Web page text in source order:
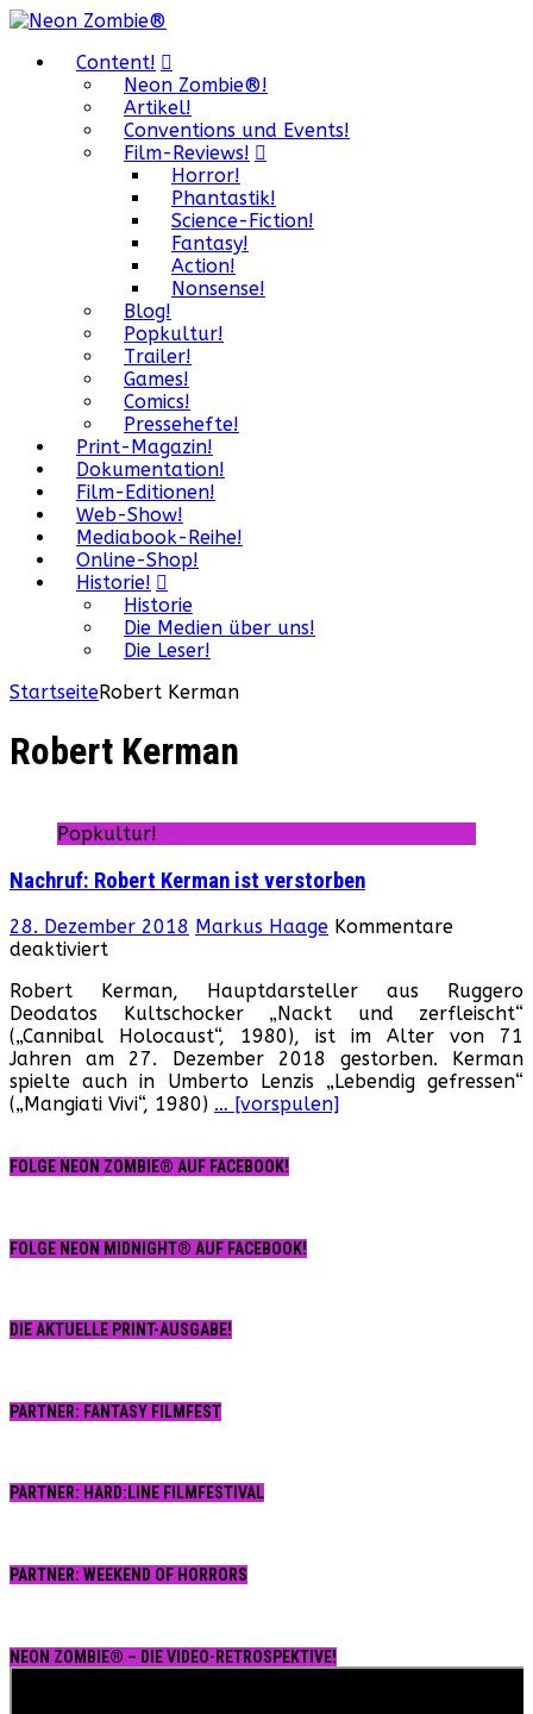
Content!
Neon Zombie®!
Artikel!
Conventions und Events!
Film-Reviews!
Horror!
Phantastik!
Science-Fiction!
Fantasy!
Action!
Nonsense!
Blog!
Popkultur!
Trailer!
Games!
Comics!
Pressehefte!
Print-Magazin!
Dokumentation!
Film-Editionen!
Web-Show!
Mediabook-Reihe!
Online-Shop!
Historie!
Historie
Die Medien über uns!
Die Leser!
StartseiteRobert Kerman
Robert Kerman
Popkultur!
Nachruf: Robert Kerman ist verstorben
28. Dezember 2018 Markus Haage Kommentare
deaktiviertfür
Robert
Kerman
ist
verstorben
Robert Kerman, Hauptdarsteller aus Ruggero
Deodatos Kultschocker „Nackt und zerfleischt“
(„Cannibal Holocaust“, 1980), ist im Alter von 71
Jahren am 27. Dezember 2018 gestorben. Kerman
spielte auch in Umberto Lenzis „Lebendig gefressen“
(„Mangiati Vivi“, 1980) … [vorspulen]
FOLGE NEON ZOMBIE® AUF FACEBOOK!
FOLGE NEON MIDNIGHT® AUF FACEBOOK!
DIE AKTUELLE PRINT-AUSGABE!
PARTNER: FANTASY FILMFEST
PARTNER: HARD:LINE FILMFESTIVAL
PARTNER: WEEKEND OF HORRORS
NEON ZOMBIE® – DIE VIDEO-RETROSPEKTIVE!